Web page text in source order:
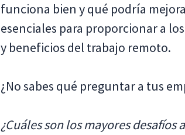
funciona bien y qué podría
esenciales para proporcionar a
y beneficios del trabajo remoto.
¿No sabes qué preguntar a tus
¿Cuáles son los mayores